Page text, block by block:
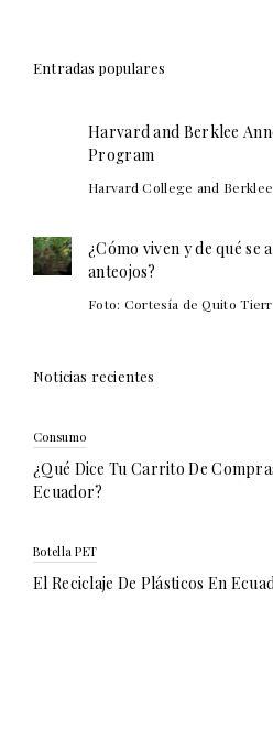
Entradas populares
Harvard and Berklee
Program
Harvard College and
¿Cómo viven y de qué se
anteojos?
Foto: Cortesía de Quito
Noticias recientes
Consumo
¿Qué Dice Tu Carrito De
Ecuador?
Botella PET
El Reciclaje De Plásticos En